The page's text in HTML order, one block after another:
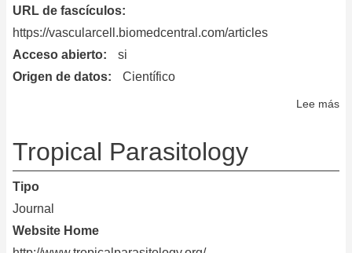
URL de fascículos
https://vascularcell.biomedcentral.com/articles
Acceso abierto
si
Origen de datos
Científico
Lee más
Tropical Parasitology
Tipo
Journal
Website Home